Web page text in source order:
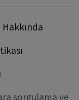
Hakkında
sorgulama ve